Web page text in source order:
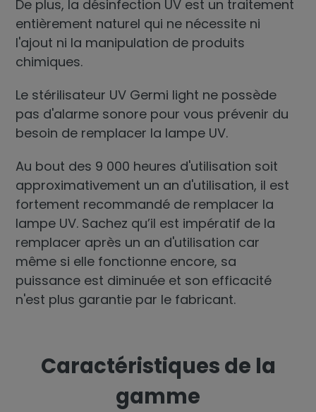
De plus, la désinfection UV est un traitement
entièrement naturel qui ne nécessite ni
l'ajout ni la manipulation de produits
chimiques.
Le stérilisateur UV Germi light ne possède
pas d'alarme sonore pour vous prévenir du
besoin de remplacer la lampe UV.
Au bout des 9 000 heures d'utilisation soit
approximativement un an d'utilisation, il est
fortement recommandé de remplacer la
lampe UV. Sachez qu’il est impératif de la
remplacer après un an d'utilisation car
même si elle fonctionne encore, sa
puissance est diminuée et son efficacité
n'est plus garantie par le fabricant.
Caractéristiques de la
gamme